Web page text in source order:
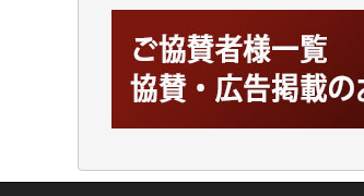
今日、僅かですがカンパしまし
機を乗り切るには到底及ばな
の妻を抱えている私にとっては
パです。
かねてよりIWJが発してきた膨
ューは大袈裟ではなく、極めて